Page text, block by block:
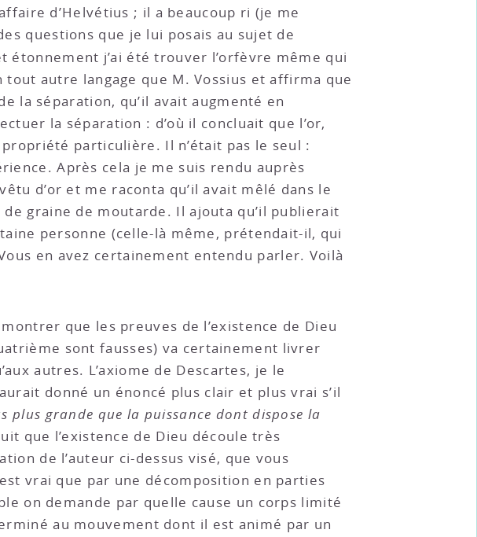
d’Helvétius ; il a beaucoup ri (je me
questions que je lui posais au sujet de
étonnement j’ai été trouver l’orfèvre même qui
autre langage que M. Vossius et affirma que
la séparation, qu’il avait augmenté en
la séparation : d’où il concluait que l’or,
particulière. Il n’était pas le seul :
Après cela je me suis rendu auprès
d’or et me raconta qu’il avait mêlé dans le
graine de moutarde. Il ajouta qu’il publierait
personne (celle-là même, prétendait-il, qui
en avez certainement entendu parler. Voilà
que les preuves de l’existence de Dieu
sont fausses) va certainement livrer
autres. L’axiome de Descartes, je le
donné un énoncé plus clair et plus vrai s’il
plus grande que la puissance dont dispose la
que l’existence de Dieu découle très
de l’auteur ci-dessus visé, que vous
vrai que par une décomposition en parties
on demande par quelle cause un corps limité
au mouvement dont il est animé par un